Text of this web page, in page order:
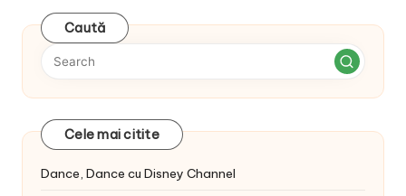
Caută
Cele mai citite
Dance, Dance cu Disney Channel